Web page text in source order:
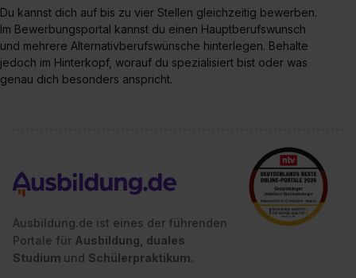
Du kannst dich auf bis zu vier Stellen gleichzeitig bewerben.
Im Bewerbungsportal kannst du einen Hauptberufswunsch
und mehrere Alternativberufswünsche hinterlegen. Behalte
jedoch im Hinterkopf, worauf du spezialisiert bist oder was
genau dich besonders anspricht.
Ausbildung.de ist eines der führenden
Portale für Ausbildung, duales
Studium und Schülerpraktikum.